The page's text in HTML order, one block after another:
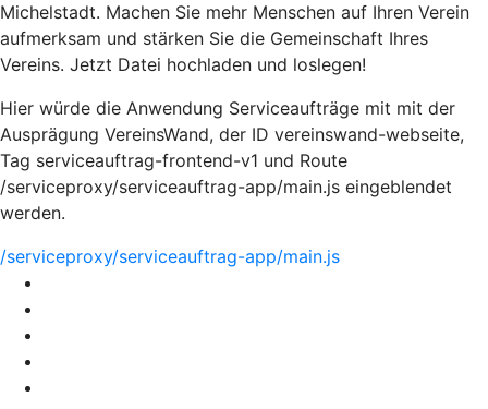
Michelstadt. Machen Sie mehr Menschen auf Ihren Verein
aufmerksam und stärken Sie die Gemeinschaft Ihres
Vereins. Jetzt Datei hochladen und loslegen!
Hier würde die Anwendung Serviceaufträge mit mit der
Ausprägung VereinsWand, der ID vereinswand-webseite,
Tag serviceauftrag-frontend-v1 und Route
/serviceproxy/serviceauftrag-app/main.js eingeblendet
werden.
/serviceproxy/serviceauftrag-app/main.js